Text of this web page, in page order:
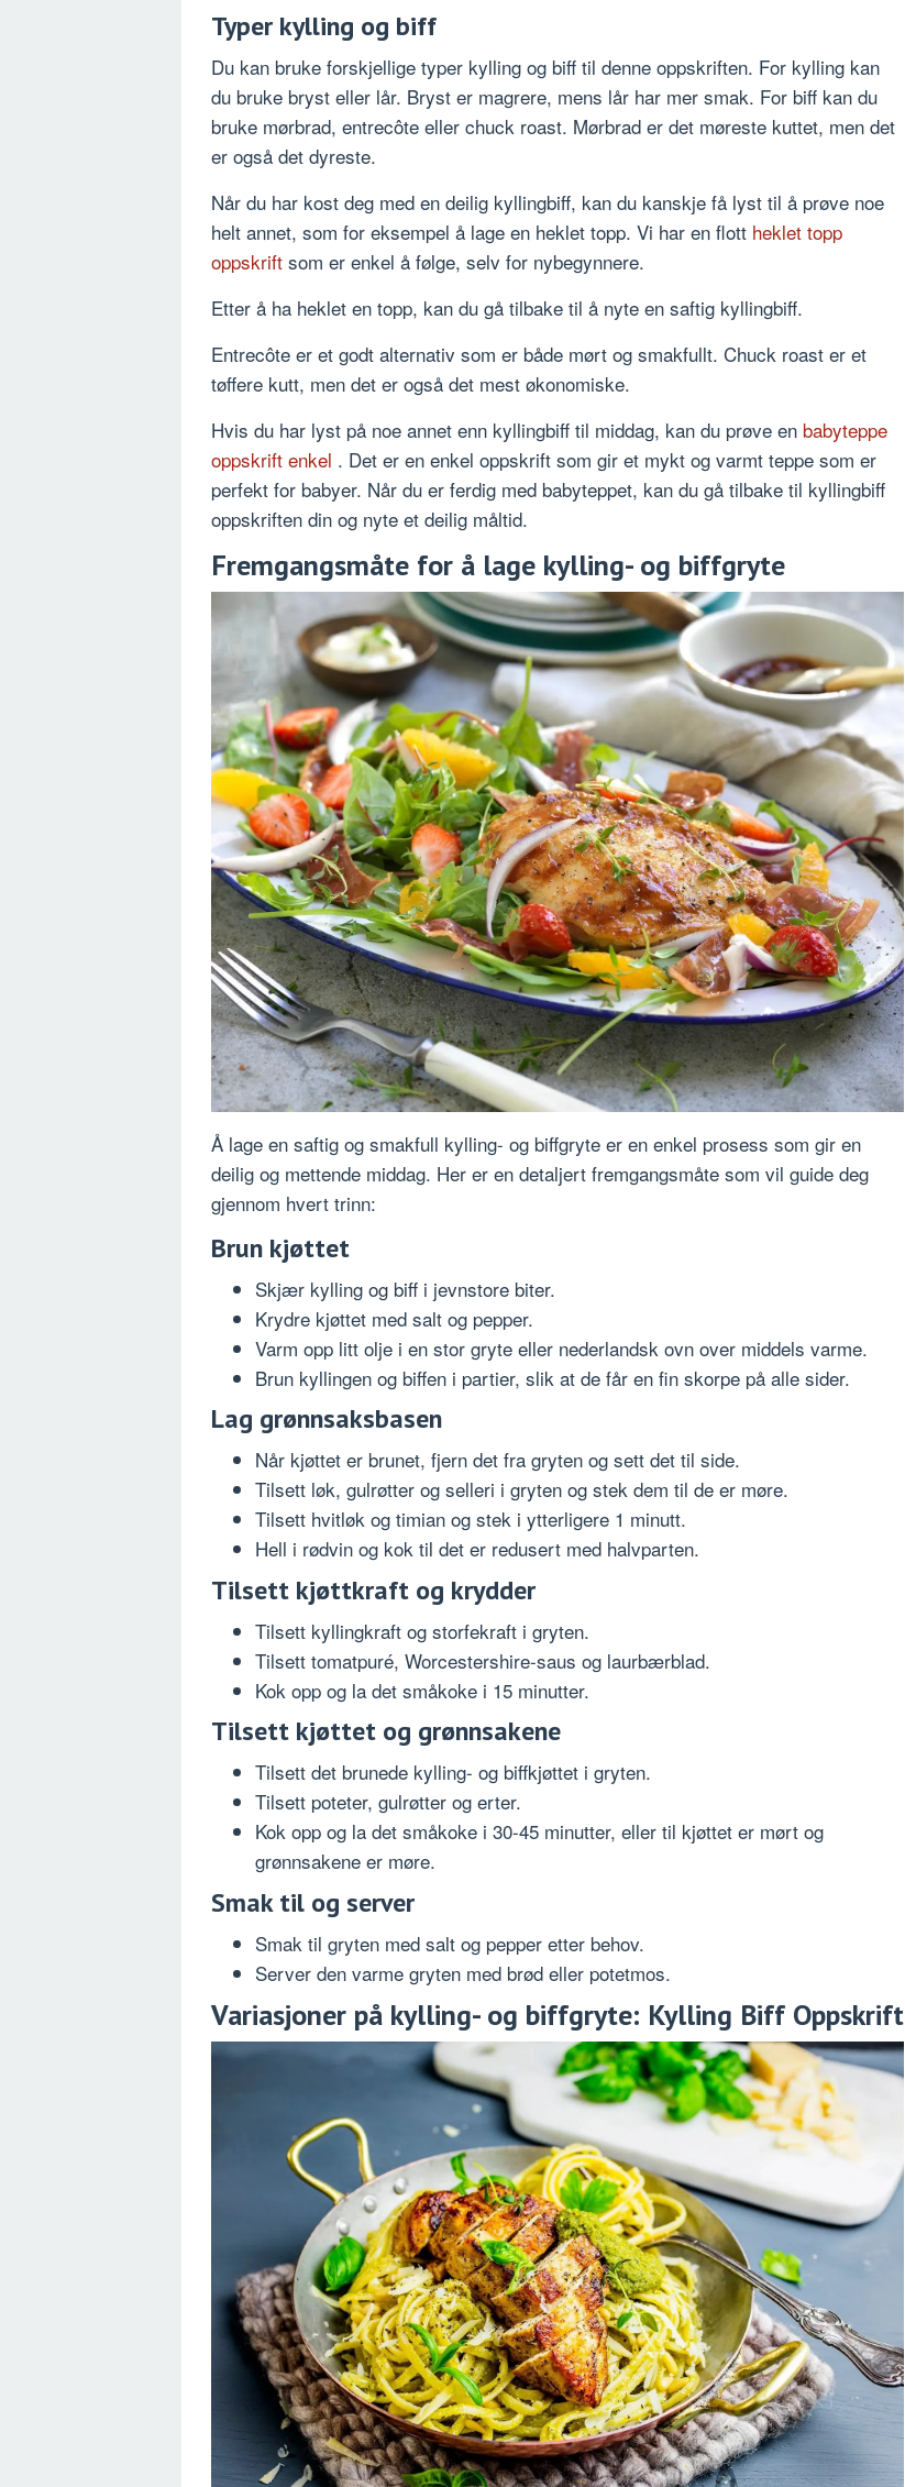
Typer kylling og biff
Du kan bruke forskjellige typer kylling og biff til denne oppskriften. For kylling kan
du bruke bryst eller lår. Bryst er magrere, mens lår har mer smak. For biff kan du
bruke mørbrad, entrecôte eller chuck roast. Mørbrad er det møreste kuttet, men det
er også det dyreste.
Når du har kost deg med en deilig kyllingbiff, kan du kanskje få lyst til å prøve noe
helt annet, som for eksempel å lage en heklet topp. Vi har en flott heklet topp
oppskrift som er enkel å følge, selv for nybegynnere.
Etter å ha heklet en topp, kan du gå tilbake til å nyte en saftig kyllingbiff.
Entrecôte er et godt alternativ som er både mørt og smakfullt. Chuck roast er et
tøffere kutt, men det er også det mest økonomiske.
Hvis du har lyst på noe annet enn kyllingbiff til middag, kan du prøve en babyteppe
oppskrift enkel . Det er en enkel oppskrift som gir et mykt og varmt teppe som er
perfekt for babyer. Når du er ferdig med babyteppet, kan du gå tilbake til kyllingbiff
oppskriften din og nyte et deilig måltid.
Fremgangsmåte for å lage kylling- og biffgryte
Å lage en saftig og smakfull kylling- og biffgryte er en enkel prosess som gir en
deilig og mettende middag. Her er en detaljert fremgangsmåte som vil guide deg
gjennom hvert trinn:
Brun kjøttet
Skjær kylling og biff i jevnstore biter.
Krydre kjøttet med salt og pepper.
Varm opp litt olje i en stor gryte eller nederlandsk ovn over middels varme.
Brun kyllingen og biffen i partier, slik at de får en fin skorpe på alle sider.
Lag grønnsaksbasen
Når kjøttet er brunet, fjern det fra gryten og sett det til side.
Tilsett løk, gulrøtter og selleri i gryten og stek dem til de er møre.
Tilsett hvitløk og timian og stek i ytterligere 1 minutt.
Hell i rødvin og kok til det er redusert med halvparten.
Tilsett kjøttkraft og krydder
Tilsett kyllingkraft og storfekraft i gryten.
Tilsett tomatpuré, Worcestershire-saus og laurbærblad.
Kok opp og la det småkoke i 15 minutter.
Tilsett kjøttet og grønnsakene
Tilsett det brunede kylling- og biffkjøttet i gryten.
Tilsett poteter, gulrøtter og erter.
Kok opp og la det småkoke i 30-45 minutter, eller til kjøttet er mørt og
grønnsakene er møre.
Smak til og server
Smak til gryten med salt og pepper etter behov.
Server den varme gryten med brød eller potetmos.
Variasjoner på kylling- og biffgryte: Kylling Biff Oppskrift